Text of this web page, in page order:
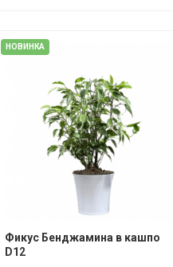
НОВИНКА
Фикус Бенджамина в кашпо
D12